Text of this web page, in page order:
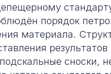
порядок
материала.
сноски,